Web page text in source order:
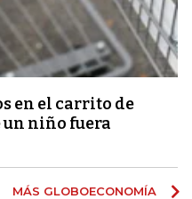
en el carrito de
un niño fuera
MÁS GLOBOECONOMÍA